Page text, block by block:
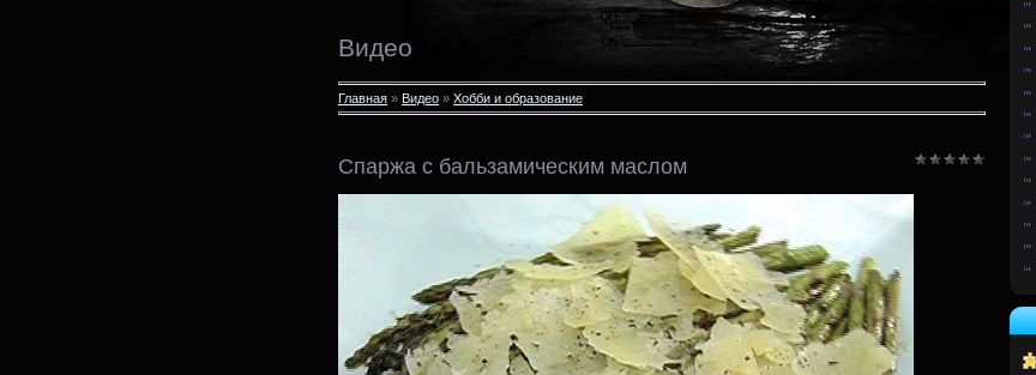
Видео
Главная » Видео » Хобби и образование
Спаржа с бальзамическим маслом